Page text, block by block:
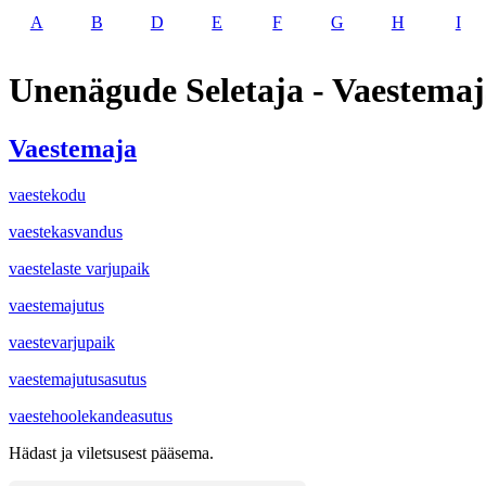
A B D E F G H I
Unenägude Seletaja -
Vaestemaja
vaestekodu
vaestekasvandus
vaestelaste varjupaik
vaestemajutus
vaestevarjupaik
vaestemajutusasutus
vaestehoolekandeasutus
Hädast ja viletsusest pääsema.